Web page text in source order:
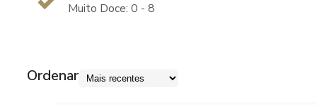
Muito Doce: 0 - 8
Ordenar